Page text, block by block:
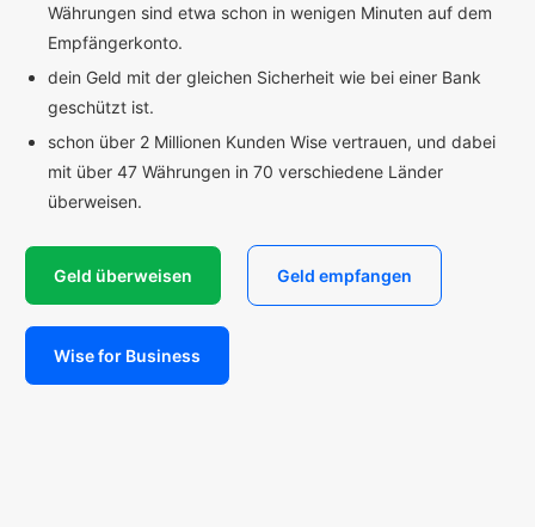
Währungen sind etwa schon in wenigen Minuten auf dem
Empfängerkonto.
dein Geld mit der gleichen Sicherheit wie bei einer Bank
geschützt ist.
schon über 2 Millionen Kunden Wise vertrauen, und dabei
mit über 47 Währungen in 70 verschiedene Länder
überweisen.
Geld überweisen Geld empfangen
Wise for Business